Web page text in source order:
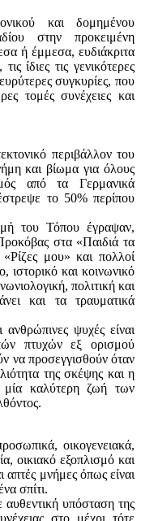
και δομημένου
στην προκειμένη
ή έμμεσα, ευδιάκριτα
ίδιες τις γενικότερες
συγκυρίες, που
τομές συνέχειες και
περιβάλλον του
και βίωμα για όλους
από τα Γερμανικά
το 50% περίπου
του Τόπου έγραψαν,
στα «Παιδιά τα
μου» και πολλοί
ιστορικό και κοινωνικό
πολιτική και
και τα τραυματικά
ψυχές είναι
πτυχών εξ ορισμού
να προσεγγισθούν όταν
της σκέψης και η
μία καλύτερη ζωή των
οικογενειακά,
οικιακό εξοπλισμό και
απτές μνήμες όπως είναι
σπίτι.
υπόσταση της